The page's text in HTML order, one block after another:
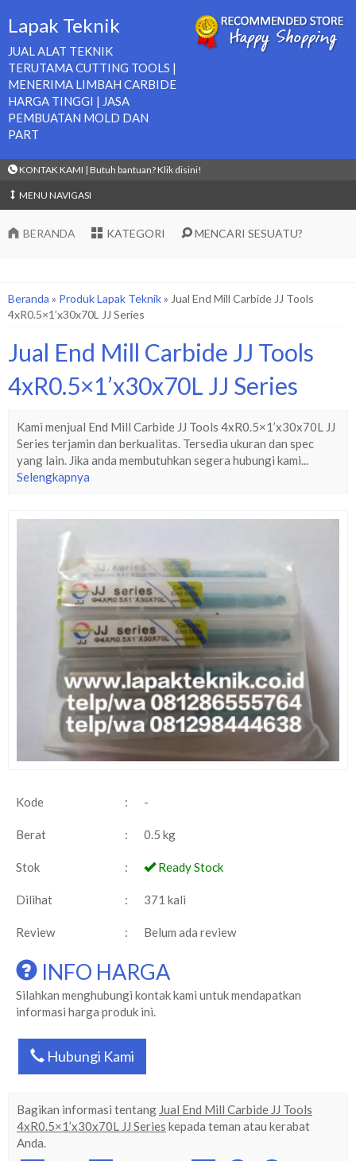
Lapak Teknik
JUAL ALAT TEKNIK
TERUTAMA CUTTING TOOLS |
MENERIMA LIMBAH CARBIDE
HARGA TINGGI | JASA
PEMBUATAN MOLD DAN
PART
KONTAK KAMI | Butuh bantuan? Klik disini!
MENU NAVIGASI
BERANDA KATEGORI MENCARI SESUATU?
Beranda » Produk Lapak Teknik» Jual End Mill Carbide JJ Tools
4xR0.5×1’x30x70L JJ Series
Jual End Mill Carbide JJ Tools
4xR0.5×1’x30x70L JJ Series
Kami menjual End Mill Carbide JJ Tools 4xR0.5×1’x30x70L JJ
Series terjamin dan berkualitas. Tersedia ukuran dan spec
yang lain. Jika anda membutuhkan segera hubungi kami...
Selengkapnya
Kode : -
Berat : 0.5 kg
Stok : Ready Stock
Dilihat : 371 kali
Review : Belum ada review
INFO HARGA
Silahkan menghubungi kontak kami untuk mendapatkan
informasi harga produk ini.
Hubungi Kami
Bagikan informasi tentang Jual End Mill Carbide JJ Tools
4xR0.5×1’x30x70L JJ Series kepada teman atau kerabat
Anda.